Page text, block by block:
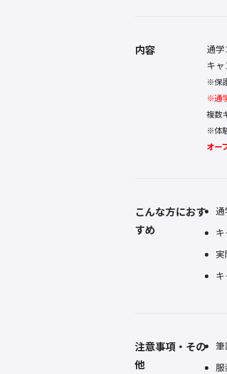
内容
通学
キャ
※保
※通
複数
※体
オー
こんな方におす
すめ
通
注意事項・その
他
筆